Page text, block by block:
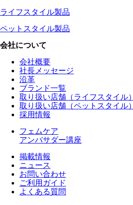
ライフスタイル製品
ペットスタイル製品
会社について
会社概要
社長メッセージ
沿革
ブランド一覧
取り扱い店舗（ライフスタイル）
取り扱い店舗（ペットスタイル）
採用情報
フェムケア
アンバサダー講座
掲載情報
ニュース
お問い合わせ
ご利用ガイド
よくある質問